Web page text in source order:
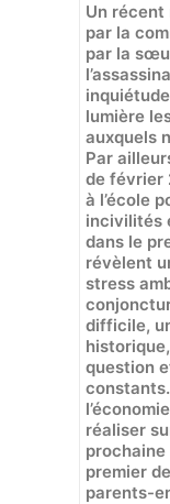
Un récent
par la
par la
lumière
auxquels
Par
de février
à l’école
incivilités
dans le
révèlent
stress
difficile,
question
réaliser
prochaine
premier
parents-